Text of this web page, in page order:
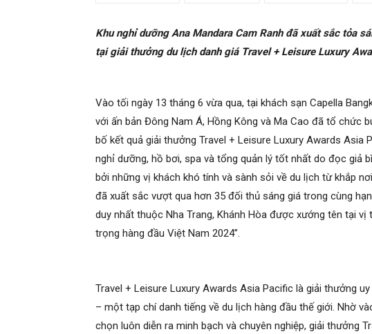
Khu nghỉ dưỡng Ana Mandara Cam Ranh đã xuất sắc tỏa
tại giải thưởng du lịch danh giá Travel + Leisure Luxury
Vào tối ngày 13 tháng 6 vừa qua, tại khách sạn Capella
với ấn bản Đông Nam Á, Hồng Kông và Ma Cao đã tổ chức
bố kết quả giải thưởng Travel + Leisure Luxury Awards Asia
nghỉ dưỡng, hồ bơi, spa và tổng quản lý tốt nhất do đọc giả
bởi những vị khách khó tính và sành sỏi về du lịch từ khắp
đã xuất sắc vượt qua hơn 35 đối thủ sáng giá trong cùng
duy nhất thuộc Nha Trang, Khánh Hòa được xướng tên tại
trọng hàng đầu Việt Nam 2024”.
Travel + Leisure Luxury Awards Asia Pacific là giải thưởng
– một tạp chí danh tiếng về du lịch hàng đầu thế giới. Nhờ
chọn luôn diễn ra minh bạch và chuyên nghiệp, giải thưởng